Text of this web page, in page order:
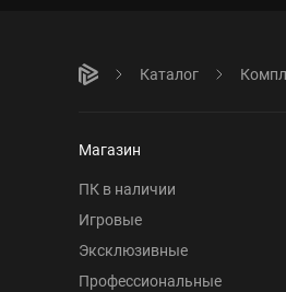
Каталог
Магазин
ПК в наличии
Игровые
Эксклюзивные
Профессиональные